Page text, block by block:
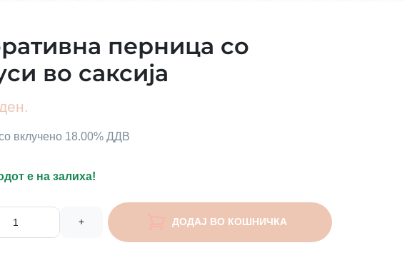
перница со
во саксија
вклучено 18.00% ДДВ
е на залиха!
+ ДОДАЈ ВО КОШНИЧКА